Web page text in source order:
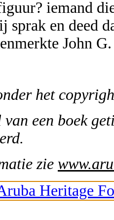
iemand
sprak en deed
John
het
van een boek
zie